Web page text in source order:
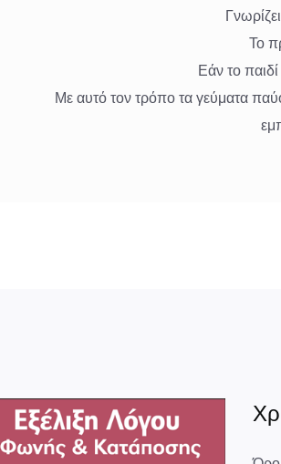
Το
Εάν το
Με αυτό τον τρόπο τα γεύματα